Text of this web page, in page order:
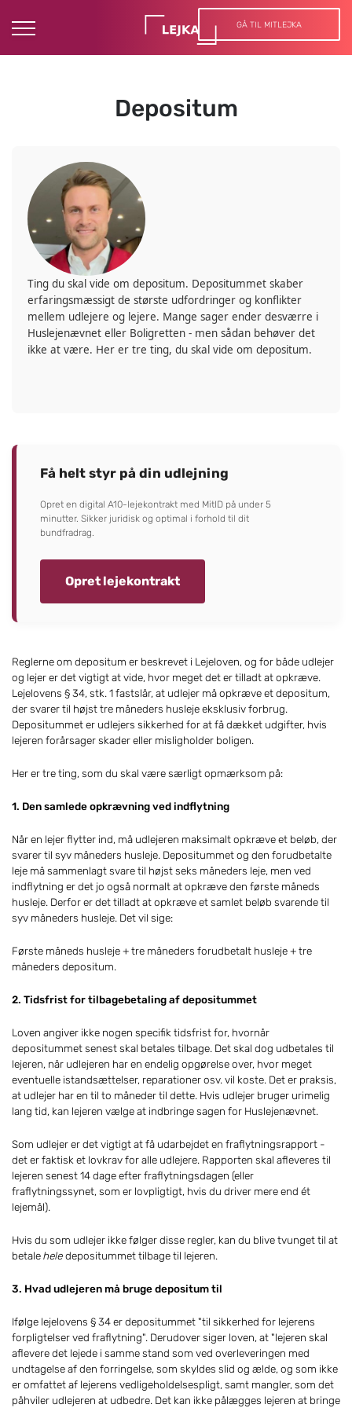
GÅ TIL MITLEJKA
Depositum
Ting du skal vide om depositum. Depositummet skaber
erfaringsmæssigt de største udfordringer og konflikter
mellem udlejere og lejere. Mange sager ender desværre i
Huslejenævnet eller Boligretten - men sådan behøver det
ikke at være. Her er tre ting, du skal vide om depositum.
Få helt styr på din udlejning
Opret en digital A10-lejekontrakt med MitID på under 5
minutter. Sikker juridisk og optimal i forhold til dit
bundfradrag.
Opret lejekontrakt
Reglerne om depositum er beskrevet i Lejeloven, og for både udlejer
og lejer er det vigtigt at vide, hvor meget det er tilladt at opkræve.
Lejelovens § 34, stk. 1 fastslår, at udlejer må opkræve et depositum,
der svarer til højst tre måneders husleje eksklusiv forbrug.
Depositummet er udlejers sikkerhed for at få dækket udgifter, hvis
lejeren forårsager skader eller misligholder boligen.
Her er tre ting, som du skal være særligt opmærksom på:
1. Den samlede opkrævning ved indflytning
Når en lejer flytter ind, må udlejeren maksimalt opkræve et beløb, der
svarer til syv måneders husleje. Depositummet og den forudbetalte
leje må sammenlagt svare til højst seks måneders leje, men ved
indflytning er det jo også normalt at opkræve den første måneds
husleje. Derfor er det tilladt at opkræve et samlet beløb svarende til
syv måneders husleje. Det vil sige:
Første måneds husleje + tre måneders forudbetalt husleje + tre
måneders depositum.
2. Tidsfrist for tilbagebetaling af depositummet
Loven angiver ikke nogen specifik tidsfrist for, hvornår
depositummet senest skal betales tilbage. Det skal dog udbetales til
lejeren, når udlejeren har en endelig opgørelse over, hvor meget
eventuelle istandsættelser, reparationer osv. vil koste. Det er praksis,
at udlejer har en til to måneder til dette. Hvis udlejer bruger urimelig
lang tid, kan lejeren vælge at indbringe sagen for Huslejenævnet.
Som udlejer er det vigtigt at få udarbejdet en fraflytningsrapport -
det er faktisk et lovkrav for alle udlejere. Rapporten skal afleveres til
lejeren senest 14 dage efter fraflytningsdagen (eller
fraflytningssynet, som er lovpligtigt, hvis du driver mere end ét
lejemål).
Hvis du som udlejer ikke følger disse regler, kan du blive tvunget til at
betaleheledepositummet tilbage til lejeren.
3. Hvad udlejeren må bruge depositum til
Ifølge lejelovens § 34 er depositummet "til sikkerhed for lejerens
forpligtelser ved fraflytning". Derudover siger loven, at "lejeren skal
aflevere det lejede i samme stand som ved overleveringen med
undtagelse af den forringelse, som skyldes slid og ælde, og som ikke
er omfattet af lejerens vedligeholdelsespligt, samt mangler, som det
påhviler udlejeren at udbedre. Det kan ikke pålægges lejeren at bringe